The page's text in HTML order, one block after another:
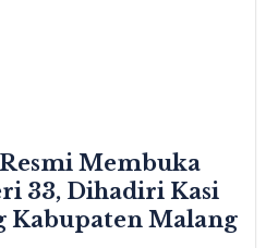
Membuka
33, Dihadiri Kasi
Kabupaten Malang